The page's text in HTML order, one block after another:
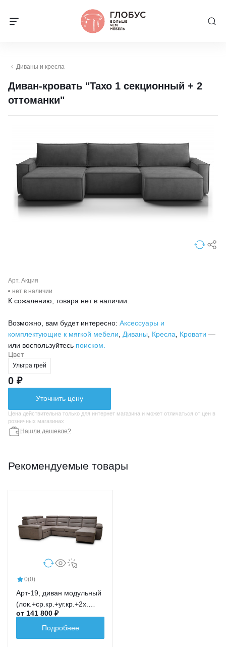
Диваны и кресла
Диван-кровать "Тахо 1 секционный + 2
оттоманки"
Арт. Акция
нет в наличии
К сожалению, товара нет в наличии.
Возможно, вам будет интересно: Аксессуары и
комплектующие к мягкой мебели
Диваны Кресла Кровати —
или воспользуйтесь поиском.
Цвет
Ультра грей
0 ₽
Уточнить цену
Цена действительна только для интернет магазина и может отличаться от цен в
розничных магазинах
Нашли дешевле?
Рекомендуемые товары
0(0)
Арт-19, диван модульный
(лок.+ср.кр.+уг.кр.+2х.
мест.с мех.+шезл.+лок)
от 141 800 ₽
Подробнее